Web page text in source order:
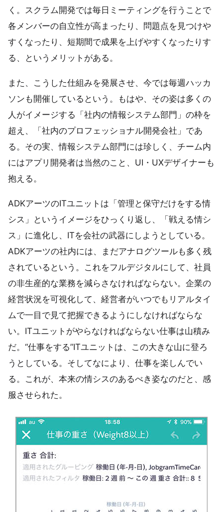
く。スクラム開発では毎日ミーティングを行うことで
各メンバーの自立性が高まったり、問題点を見つけや
すくなったり、短期間で成果を上げやすくなったりす
る、というメリットがある。
また、こうした仕組みを発展させ、今では毎週ハッカ
ソンも開催しているという。もはや、その姿は多くの
人がイメージする「社内の情報システム部門」の枠を
超え、「社内のプロフェッショナル開発会社」であ
る。その実、情報システム部門には珍しく、チーム内
にはアプリ開発者は当然のこと、UI・UXデザイナーも
抱える。
ADKアーツのITユニットは「管理と保守だけをする情
シス」というイメージをひっくり返し、「戦える情シ
ス」に進化し、ITを会社の武器にしようとしている。
ADKアーツの社内には、まだアナログツールも多く残
されているという。これをフルデジタルにして、社員
の非生産的な業務を減らさなければならない。企業の
経営状況を可視化して、経営者がいつでもリアルタイ
ムで一目で見て把握できるようにしなければならな
い。ITユニットがやらなければならない仕事は山積み
だ。“仕事をする”ITユニットは、この大きな山に登ろ
うとしている。そしてなにより、仕事を楽しんでい
る。これが、本来の情シスのあるべき姿なのだと、感
服させられた。